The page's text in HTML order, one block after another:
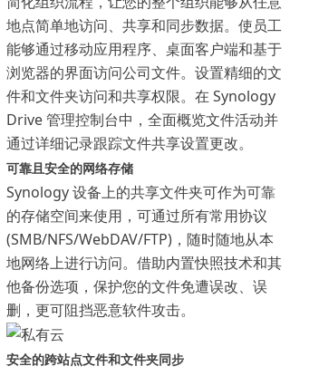
地点简单地访问、共享和同步数据。使员工
能够通过移动应用程序、桌面客户端和基于
浏览器的界面访问公司文件。设置精细的文
件和文件夹访问和共享权限。在 Synology
Drive 管理控制台中，全面概览文件活动并
通过详细记录跟踪文件共享设置更改。
可靠且安全的网络存储
Synology 设备上的共享文件夹可作为可靠
的存储空间来使用，可通过所有常用协议
(SMB/NFS/WebDAV/FTP)，随时随地从本
地网络上进行访问。借助内置快照技术和其
他备份选项，保护您的文件免遭误改、误
删，更可阻挡恶意软件攻击。
安全的跨站点文件和文件夹同步